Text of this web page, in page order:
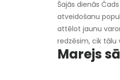
Šajās dienās
atveidošanu
attēlot jaunu
redzēsim, cik tālu
Marejs